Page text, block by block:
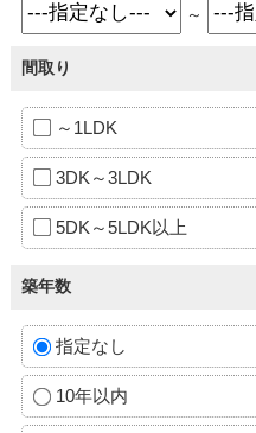
～
間取り
～1LDK
3DK～3LDK
5DK～5LDK以上
築年数
指定なし
10年以内